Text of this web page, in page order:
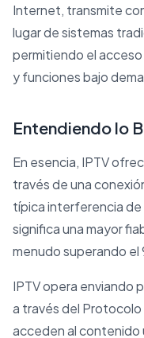
Internet, transmite
lugar de sistemas
permitiendo el acceso
y funciones bajo
Entendiendo lo
En esencia, IPTV
través de una
típica interferencia
significa una mayor
menudo superando el
IPTV opera enviando
a través del
acceden al contenido